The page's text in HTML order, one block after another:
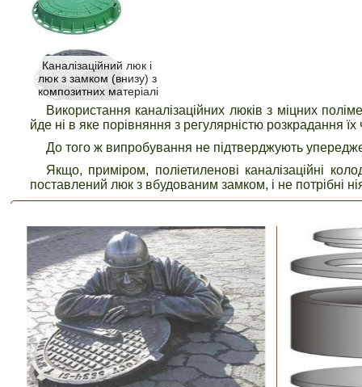
Каналізаційний люк і
люк з замком (внизу) з
композитних матеріалів
Використання каналізаційних люків з міцних
йде ні в яке порівняння з регулярністю розкрадання
До того ж випробування не підтверджують
Якщо, приміром, поліетиленові каналізаційні
поставлений люк з вбудованим замком, і не потрібні